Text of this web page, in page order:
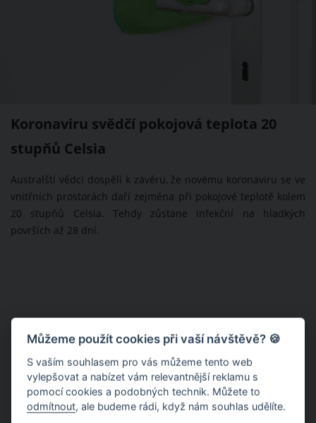
Koronaviru svědčí pokojová teplota 20
stupňů Celsia
Australští vědci dospěli k závěru, že novému koronaviru se ve
vnitřních prostorách daří zejména při pokojové teplotě kolem
20 stupňů Celsia. Tehdy zůstane infekční na hladkých
površích až 28 dní.
Můžeme použít cookies při vaší návštěvě? 🍪
S vaším souhlasem pro vás můžeme tento web
vylepšovat a nabízet vám relevantnější reklamu s
pomocí cookies a podobných technik. Můžete to
odmítnout , ale budeme rádi, když nám souhlas udělíte.